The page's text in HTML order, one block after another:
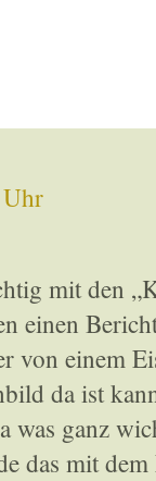
mit den
einen
von einem
da ist
was ganz
das mit